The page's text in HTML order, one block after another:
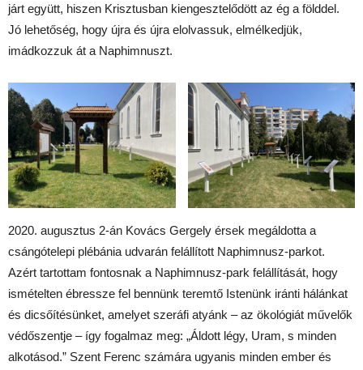
járt együtt, hiszen Krisztusban kiengesztelődött az ég a földdel.
Jó lehetőség, hogy újra és újra elolvassuk, elmélkedjük,
imádkozzuk át a Naphimnuszt.
2020. augusztus 2-án Kovács Gergely érsek megáldotta a
csángótelepi plébánia udvarán felállított Naphimnusz-parkot.
Azért tartottam fontosnak a Naphimnusz-park felállítását, hogy
ismételten ébressze fel bennünk teremtő Istenünk iránti hálánkat
és dicsőítésünket, amelyet szeráfi atyánk – az ökológiát művelők
védőszentje – így fogalmaz meg: „Áldott légy, Uram, s minden
alkotásod.” Szent Ferenc számára ugyanis minden ember és